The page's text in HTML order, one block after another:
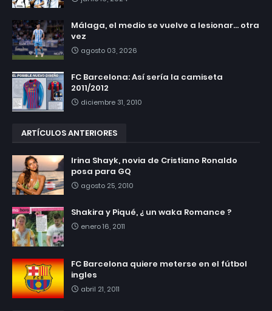
Málaga, el medio se vuelve a lesionar... otra
vez
agosto 03, 2026
FC Barcelona: Así sería la camiseta
2011/2012
diciembre 31, 2010
ARTÍCULOS ANTERIORES
Irina Shayk, novia de Cristiano Ronaldo
posa para GQ
agosto 25, 2010
Shakira y Piqué, ¿ un waka Romance ?
enero 16, 2011
FC Barcelona quiere meterse en el fútbol
ingles
abril 21, 2011